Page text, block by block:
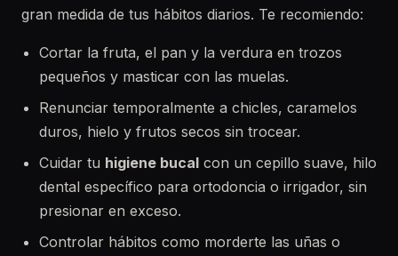
gran medida de tus hábitos diarios. Te recomiendo:
Cortar la fruta, el pan y la verdura en trozos
pequeños y masticar con las muelas.
Renunciar temporalmente a chicles, caramelos
duros, hielo y frutos secos sin trocear.
Cuidar tu higiene bucal con un cepillo suave, hilo
dental específico para ortodoncia o irrigador, sin
presionar en exceso.
Controlar hábitos como morderte las uñas o